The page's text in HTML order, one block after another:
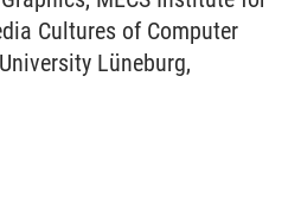
Cultures of Computer
Lüneburg,